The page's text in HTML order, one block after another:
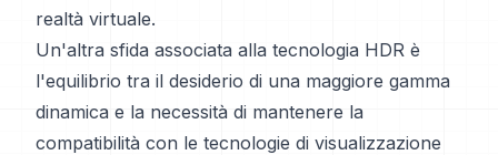
realtà virtuale.
Un'altra sfida associata alla tecnologia HDR è
l'equilibrio tra il desiderio di una maggiore gamma
dinamica e la necessità di mantenere la
compatibilità con le tecnologie di visualizzazione